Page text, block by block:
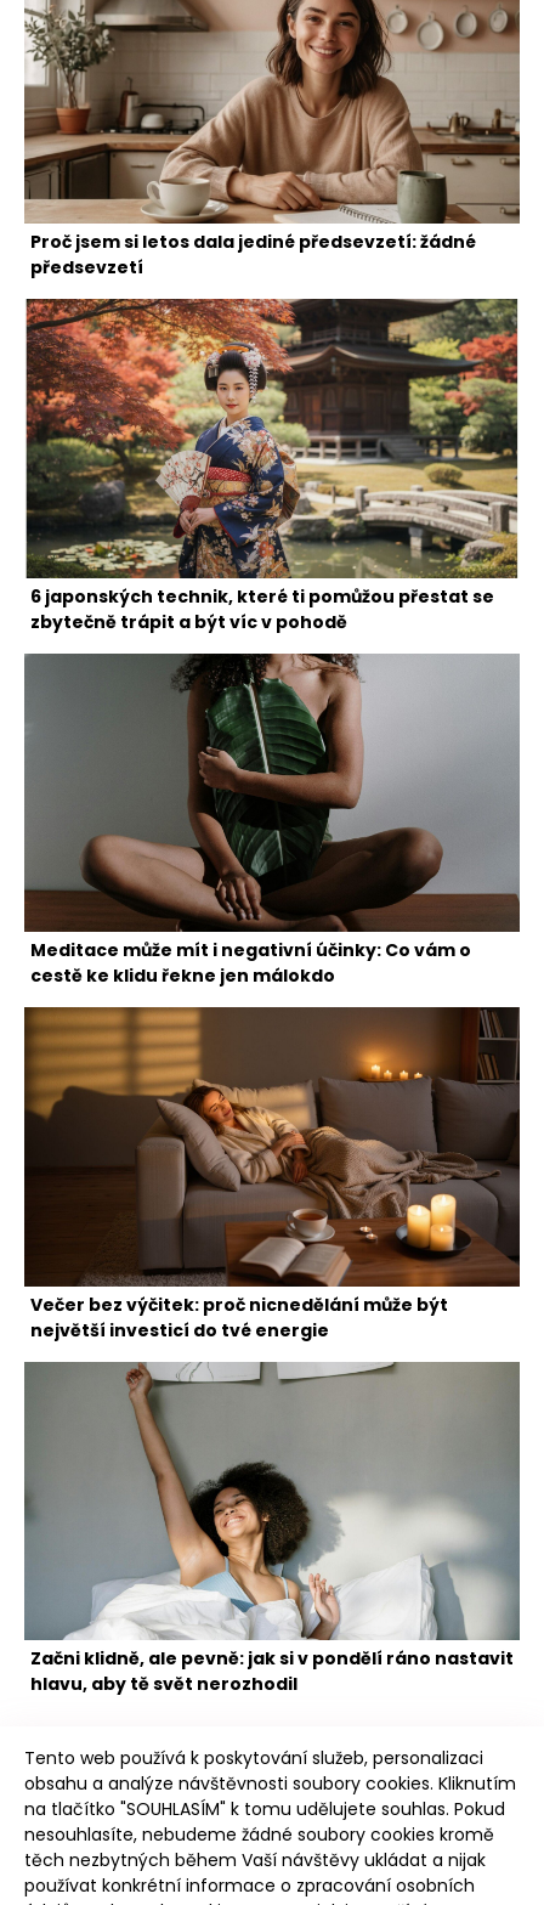
Proč jsem si letos dala jediné předsevzetí: žádné
předsevzetí
6 japonských technik, které ti pomůžou přestat se
zbytečně trápit a být víc v pohodě
Meditace může mít i negativní účinky: Co vám o
cestě ke klidu řekne jen málokdo
Večer bez výčitek: proč nicnedělání může být
největší investicí do tvé energie
Začni klidně, ale pevně: jak si v pondělí ráno nastavit
hlavu, aby tě svět nerozhodil
Poudree
Tento web používá k poskytování služeb, personalizaci
obsahu a analýze návštěvnosti soubory cookies. Kliknutím
na tlačítko "SOUHLASÍM" k tomu udělujete souhlas. Pokud
nesouhlasíte, nebudeme žádné soubory cookies kromě
těch nezbytných během Vaší návštěvy ukládat a nijak
používat konkrétní informace o zpracování osobních